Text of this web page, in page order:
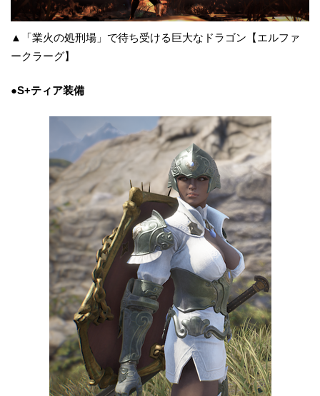
▲「業火の処刑場」で待ち受ける巨大なドラゴン【エルファ
ークラーグ】
●S+ティア装備